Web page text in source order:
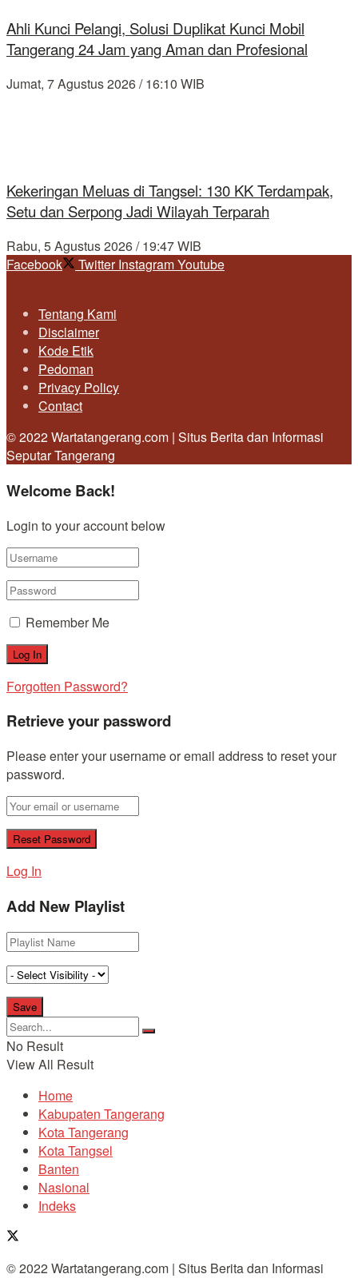
Ahli Kunci Pelangi, Solusi Duplikat Kunci Mobil
Tangerang 24 Jam yang Aman dan Profesional
Jumat, 7 Agustus 2026 / 16:10 WIB
Kekeringan Meluas di Tangsel: 130 KK Terdampak,
Setu dan Serpong Jadi Wilayah Terparah
Rabu, 5 Agustus 2026 / 19:47 WIB
Facebook
Twitter InstagramYoutube
Tentang Kami
Disclaimer
Kode Etik
Pedoman
Privacy Policy
Contact
© 2022 Wartatangerang.com | Situs Berita dan Informasi
Seputar Tangerang
Welcome Back!
Login to your account below
Remember Me
Forgotten Password?
Retrieve your password
Please enter your username or email address to reset your
password.
Log In
Add New Playlist
No Result
View All Result
Home
Kabupaten Tangerang
Kota Tangerang
Kota Tangsel
Banten
Nasional
Indeks
© 2022 Wartatangerang.com | Situs Berita dan Informasi